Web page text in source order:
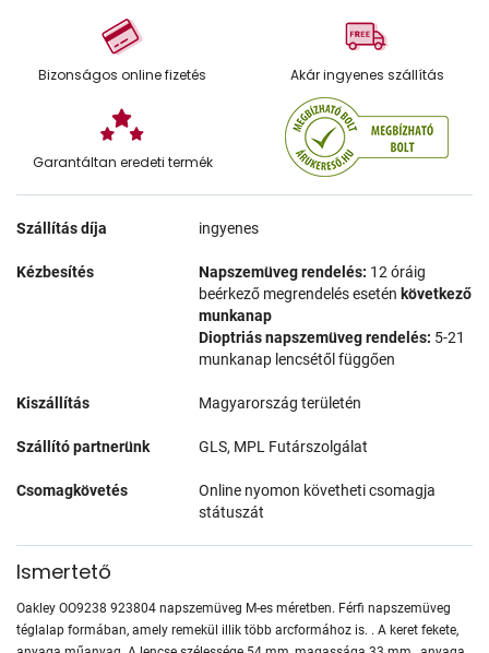
Bizonságos online fizetés Akár ingyenes szállítás
Garantáltan eredeti termék
Szállítás díja ingyenes
Kézbesítés Napszemüveg rendelés: 12 óráig
beérkező megrendelés esetén következő
munkanap
Dioptriás napszemüveg rendelés: 5-21
munkanap lencsétől függően
Kiszállítás Magyarország területén
Szállító partnerünk GLS, MPL Futárszolgálat
Csomagkövetés
Online nyomon követheti csomagja
státuszát
Ismertető
Oakley OO9238 923804 napszemüveg M-es méretben. Férfi napszemüveg
téglalap formában, amely remekül illik több arcformához is. . A keret fekete,